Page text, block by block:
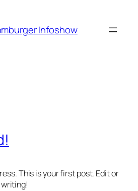
Infoshow
This is your first post. Edit or